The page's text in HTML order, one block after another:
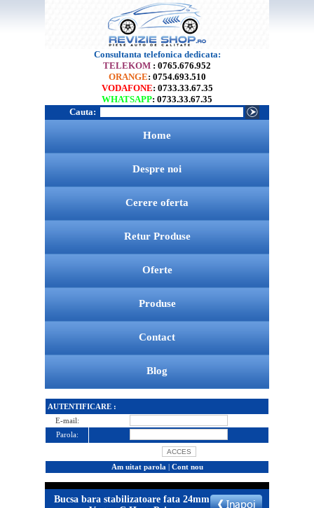
Consultanta telefonica dedicata:
TELEKOM : 0765.676.952
ORANGE: 0754.693.510
VODAFONE: 0733.33.67.35
WHATSAPP: 0733.33.67.35
Cauta:
Home
Despre noi
Cerere oferta
Retur Produse
Oferte
Produse
Contact
Blog
AUTENTIFICARE :
E-mail:
Parola:
Am uitat parola | Cont nou
Bucsa bara stabilizatoare fata 24mm